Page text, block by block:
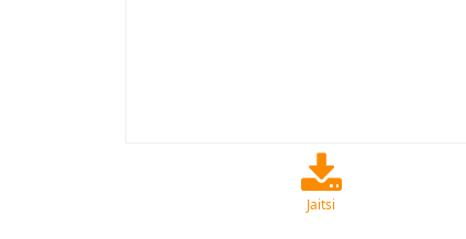
Jaitsi